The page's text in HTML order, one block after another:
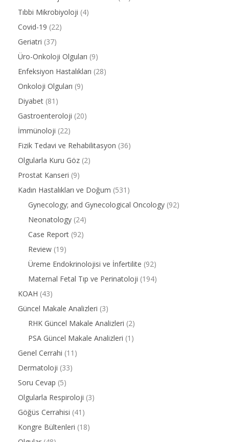
Tıbbi Mikrobiyoloji (4)
Covid-19 (22)
Geriatri (37)
Üro-Onkoloji Olguları (9)
Enfeksiyon Hastalıkları (28)
Onkoloji Olguları (9)
Diyabet (81)
Gastroenteroloji (20)
İmmünoloji (22)
Fizik Tedavi ve Rehabilitasyon (36)
Olgularla Kuru Göz (2)
Prostat Kanseri (9)
Kadın Hastalıkları ve Doğum (531)
Gynecology; and Gynecological Oncology (92)
Neonatology (24)
Case Report (92)
Review (19)
Üreme Endokrinolojisi ve İnfertilite (92)
Maternal Fetal Tıp ve Perinatoloji (194)
KOAH (43)
Güncel Makale Analizleri (3)
RHK Güncel Makale Analizleri (2)
PSA Güncel Makale Analizleri (1)
Genel Cerrahi (11)
Dermatoloji (33)
Soru Cevap (5)
Olgularla Respiroloji (3)
Göğüs Cerrahisi (41)
Kongre Bültenleri (18)